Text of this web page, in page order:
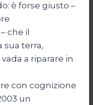
è forse giusto –
che il
sua terra,
a riparare in
con cognizione
un